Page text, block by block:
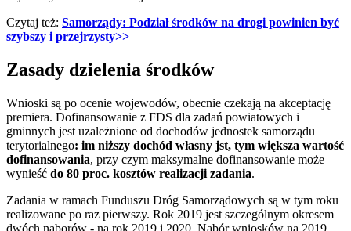
Czytaj też: Samorządy: Podział środków na drogi powinien być
szybszy i przejrzysty>>
Zasady dzielenia środków
Wnioski są po ocenie wojewodów, obecnie czekają na akceptację
premiera. Dofinansowanie z FDS dla zadań powiatowych i
gminnych jest uzależnione od dochodów jednostek samorządu
terytorialnego: im niższy dochód własny jst, tym większa wartość
dofinansowania, przy czym maksymalne dofinansowanie może
wynieść do 80 proc. kosztów realizacji zadania.
Zadania w ramach Funduszu Dróg Samorządowych są w tym roku
realizowane po raz pierwszy. Rok 2019 jest szczególnym okresem
dwóch naborów - na rok 2019 i 2020. Nabór wniosków na 2019